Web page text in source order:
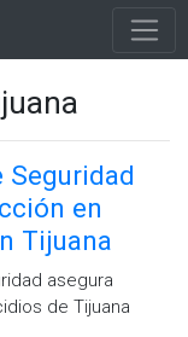
Seguridad
en
Tijuana
asegura
de Tijuana